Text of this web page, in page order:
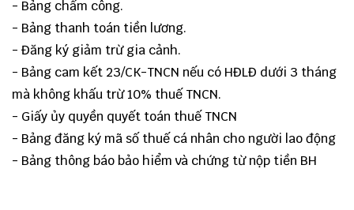
- Bảng chấm công.
- Bảng thanh toán tiền lương.
- Đăng ký giảm trừ gia cảnh.
- Bảng cam kết 23/CK-TNCN nếu có HĐLĐ dưới 3 tháng
mà không khấu trừ 10% thuế TNCN.
- Giấy ủy quyền quyết toán thuế TNCN
- Bảng đăng ký mã số thuế cá nhân cho người lao động
- Bảng thông báo bảo hiểm và chứng từ nộp tiền BH